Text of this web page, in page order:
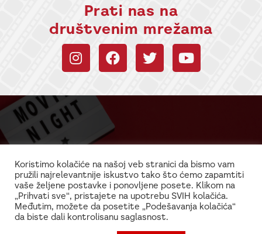
Prati nas na
društvenim mrežama
informacijama!
Najnovije vesti iz sveta filma i glume
Koristimo kolačiće na našoj veb stranici da bismo vam
pružili najrelevantnije iskustvo tako što ćemo zapamtiti
vaše željene postavke i ponovljene posete. Klikom na
„Prihvati sve“, pristajete na upotrebu SVIH kolačića.
Međutim, možete da posetite „Podešavanja kolačića“
da biste dali kontrolisanu saglasnost.